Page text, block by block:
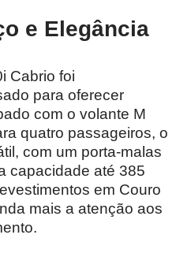
e Elegância
Cabrio foi
para oferecer
com o volante M
quatro passageiros, o
com um porta-malas
capacidade até 385
em Couro
mais a atenção aos